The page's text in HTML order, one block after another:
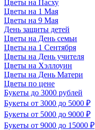
Цветы на Пасху
Цветы на 1 Мая
Цветы на 9 Мая
День защиты детей
Цветы на День семьи
Цветы на 1 Сентября
Цветы на День учителя
Цветы на Хэллоуин
Цветы на День Матери
Цветы по цене
Букеты до 3000 рублей
Букеты от 3000 до 5000 ₽
Букеты от 5000 до 9000 ₽
Букеты от 9000 до 15000 ₽